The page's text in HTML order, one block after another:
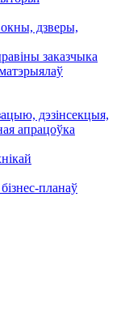
дзверы,
заказчыка
дэзiнсекцыя,
апрацоўка
планаў